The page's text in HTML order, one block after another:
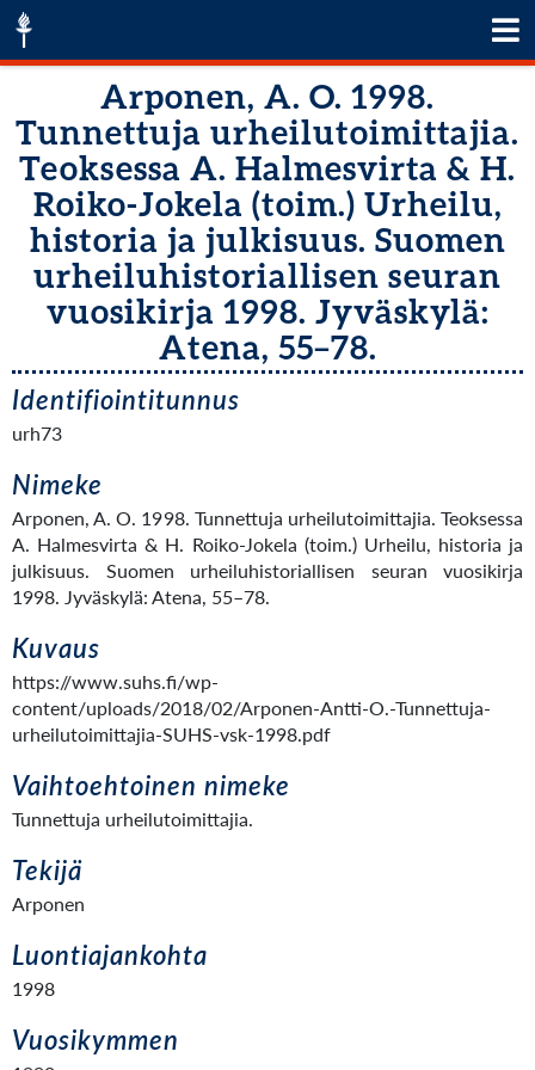
Arponen, A. O. 1998.
Tunnettuja urheilutoimittajia.
Teoksessa A. Halmesvirta & H.
Roiko-Jokela (toim.) Urheilu,
historia ja julkisuus. Suomen
urheiluhistoriallisen seuran
vuosikirja 1998. Jyväskylä:
Atena, 55–78.
Identifiointitunnus
urh73
Nimeke
Arponen, A. O. 1998. Tunnettuja urheilutoimittajia. Teoksessa
A. Halmesvirta & H. Roiko-Jokela (toim.) Urheilu, historia ja
julkisuus. Suomen urheiluhistoriallisen seuran vuosikirja
1998. Jyväskylä: Atena, 55–78.
Kuvaus
https://www.suhs.fi/wp-
content/uploads/2018/02/Arponen-Antti-O.-Tunnettuja-
urheilutoimittajia-SUHS-vsk-1998.pdf
Vaihtoehtoinen nimeke
Tunnettuja urheilutoimittajia.
Tekijä
Arponen
Luontiajankohta
1998
Vuosikymmen